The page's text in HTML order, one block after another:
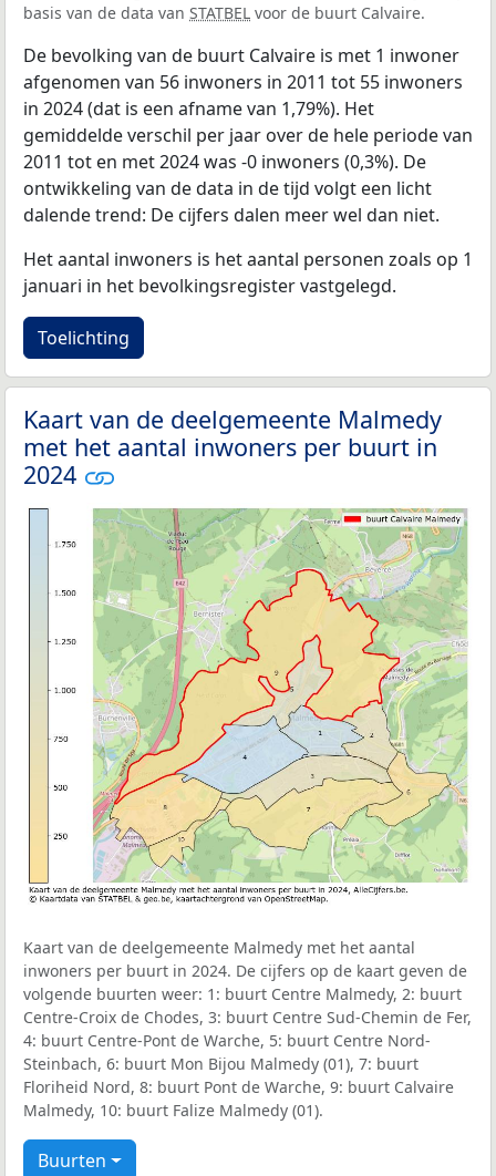
basis van de data van STATBEL voor de buurt Calvaire.
De bevolking van de buurt Calvaire is met 1 inwoner
afgenomen van 56 inwoners in 2011 tot 55 inwoners
in 2024 (dat is een afname van 1,79%). Het
gemiddelde verschil per jaar over de hele periode van
2011 tot en met 2024 was -0 inwoners (0,3%). De
ontwikkeling van de data in de tijd volgt een licht
dalende trend: De cijfers dalen meer wel dan niet.
Het aantal inwoners is het aantal personen zoals op 1
januari in het bevolkingsregister vastgelegd.
Toelichting
Kaart van de deelgemeente Malmedy
met het aantal inwoners per buurt in
2024
Kaart van de deelgemeente Malmedy met het aantal
inwoners per buurt in 2024. De cijfers op de kaart geven de
volgende buurten weer: 1: buurt Centre Malmedy, 2: buurt
Centre-Croix de Chodes, 3: buurt Centre Sud-Chemin de Fer,
4: buurt Centre-Pont de Warche, 5: buurt Centre Nord-
Steinbach, 6: buurt Mon Bijou Malmedy (01), 7: buurt
Floriheid Nord, 8: buurt Pont de Warche, 9: buurt Calvaire
Malmedy, 10: buurt Falize Malmedy (01).
Buurten